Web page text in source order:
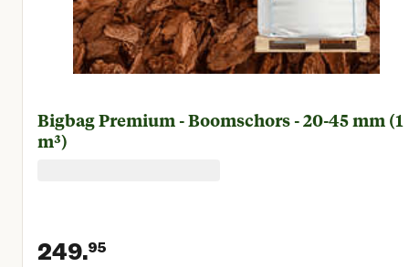
Bigbag Premium - Boomschors - 20-45 mm (1
m³)
249.95